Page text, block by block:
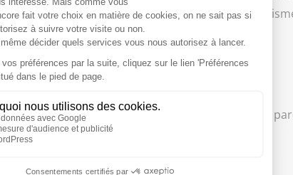
pour eux, donc il n'y a absolument aucun
ça ?
Africains d'Afrique francophone que je connais,
je me rends, il n'y a absolument pas ça.